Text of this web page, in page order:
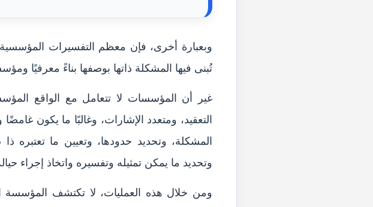
وبعبارة أخرى، فإن معظم التفسيرات
تُبنى فيها المشكلة ذاتها بوصفها بناءً معرفيًا
غير أن المؤسسات لا تتعامل مع الواقع
التعقيد، ومتعدد الإشارات، وغالبًا ما يكون
المشكلة، وتحديد حدودها، وتعيين ما تعتبره
وتحديد ما يمكن تمثيله وتفسيره واتخاذ إجراء
ومن خلال هذه العمليات، لا تكتشف المؤسسة